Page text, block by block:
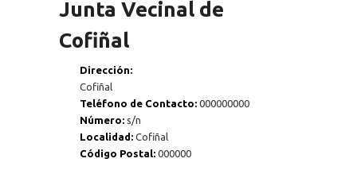
Junta Vecinal de
Cofiñal
Dirección:
Cofiñal
Teléfono de Contacto: 000000000
Número: s/n
Localidad: Cofiñal
Código Postal: 000000